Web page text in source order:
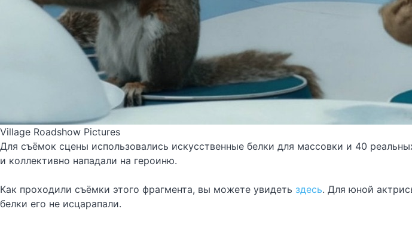
Village Roadshow Pictures
Для съёмок сцены использовались искусственные белки для массовки и 40
и коллективно нападали на героиню.
Как проходили съёмки этого фрагмента, вы можете увидеть здесь. Для юной
белки его не исцарапали.